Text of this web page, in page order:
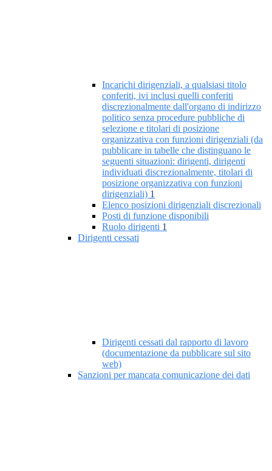
Incarichi dirigenziali, a qualsiasi titolo
conferiti, ivi inclusi quelli conferiti
discrezionalmente dall'organo di indirizzo
politico senza procedure pubbliche di
selezione e titolari di posizione
organizzativa con funzioni dirigenziali (da
pubblicare in tabelle che distinguano le
seguenti situazioni: dirigenti, dirigenti
individuati discrezionalmente, titolari di
posizione organizzativa con funzioni
dirigenziali) 1
Elenco posizioni dirigenziali discrezionali
Posti di funzione disponibili
Ruolo dirigenti 1
Dirigenti cessati
Dirigenti cessati dal rapporto di lavoro
(documentazione da pubblicare sul sito
web)
Sanzioni per mancata comunicazione dei dati